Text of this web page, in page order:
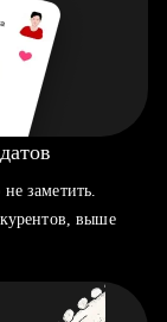
заметить.
выше